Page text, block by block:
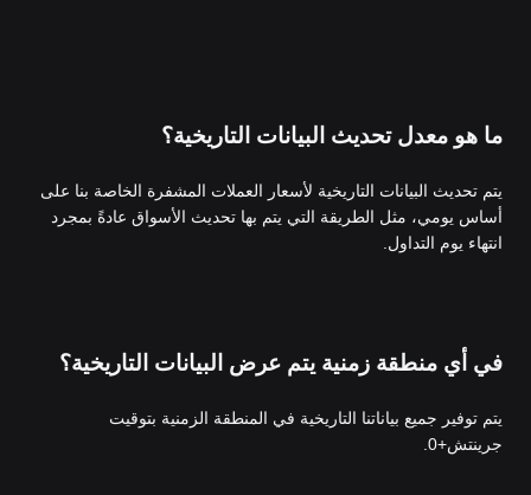
ما هو معدل تحديث البيانات التاريخية؟
يتم تحديث البيانات التاريخية لأسعار العملات المشفرة الخاصة بنا على
أساس يومي، مثل الطريقة التي يتم بها تحديث الأسواق عادةً بمجرد
انتهاء يوم التداول.
في أي منطقة زمنية يتم عرض البيانات التاريخية؟
يتم توفير جميع بياناتنا التاريخية في المنطقة الزمنية بتوقيت
جرينتش+0.